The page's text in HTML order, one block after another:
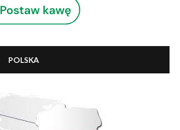
POLSKA